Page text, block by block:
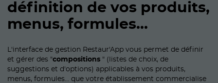
définition de vos produits,
menus, formules...
L'interface de gestion Restaur'App vous permet de définir
et gérer des "compositions " (listes de choix, de
suggestions et d'options) applicables à vos produits,
menus, formules... que votre établissement commercialise